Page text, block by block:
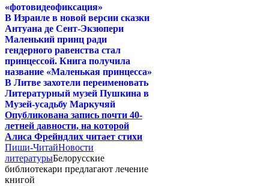
«фотовидеофиксация»
В Израиле в новой версии сказки
Антуана де Сент-Экзюпери
Маленький принц ради
гендерного равенства стал
принцессой. Книга получила
название «Маленькая принцесса»
В Литве захотели переименовать
Литературный музей Пушкина в
Музей-усадьбу Маркучяй
Опубликована запись почти 40-
летней давности, на которой
Алиса Фрейндлих читает стихи
Пиши-ЧитайНовости
литературыБелорусские
библиотекари предлагают лечение
книгой